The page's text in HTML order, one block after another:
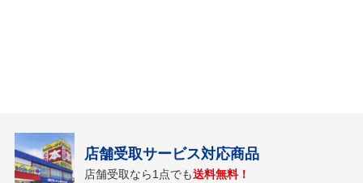
店舗受取サービス対応商品
店舗受取なら1点でも送料無料！